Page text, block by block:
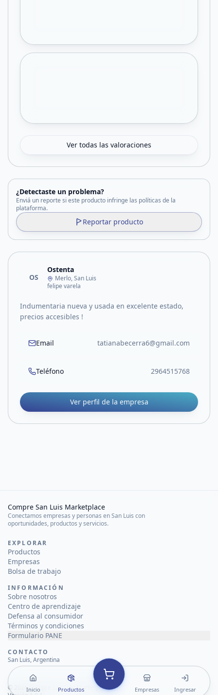
Ver todas las valoraciones
¿Detectaste un problema?
Enviá un reporte si este producto infringe las políticas de la
plataforma.
Reportar producto
OS
Ostenta
Merlo, San Luis
felipe varela
Indumentaria nueva y usada en excelente estado,
precios accesibles !
Email tatianabecerra6@gmail.com
Teléfono 2964515768
Ver perfil de la empresa
Inicio Productos Empresas Ingresar
Compre San Luis Marketplace
Conectamos empresas y personas en San Luis con
oportunidades, productos y servicios.
EXPLORAR
Productos
Empresas
Bolsa de trabajo
INFORMACIÓN
Sobre nosotros
Centro de aprendizaje
Defensa al consumidor
Términos y condiciones
Formulario PANE
CONTACTO
San Luis, Argentina
© 2026Compre San Luis Marketplace